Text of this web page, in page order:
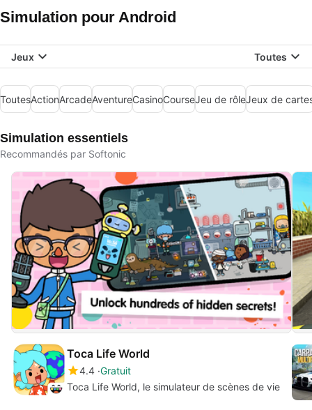
Simulation pour Android
Jeux Toutes
ToutesActionArcadeAventureCasinoCourseJeu de rôleJeux de
Simulation essentiels
Recommandés par Softonic
Toca Life World
4.4 Gratuit
Toca Life World, le simulateur de scènes de vie